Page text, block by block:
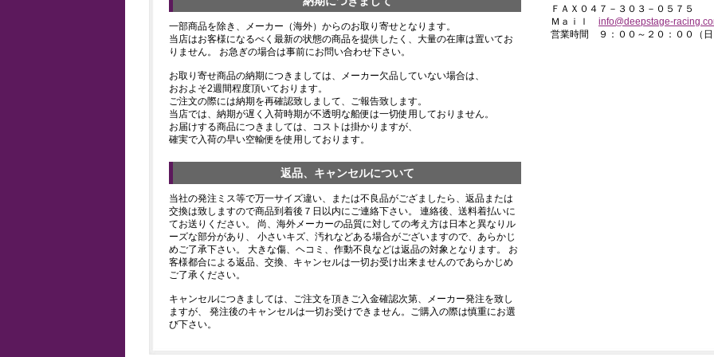
一部商品を除き、メーカー（海外）からのお取り寄せとなります。
当店はお客様になるべく最新の状態の商品を提供したく、大量の在庫は置いてお
りません。 お急ぎの場合は事前にお問い合わせ下さい。
お取り寄せ商品の納期につきましては、メーカー欠品していない場合は、
おおよそ2週間程度頂いております。
ご注文の際には納期を再確認致しまして、ご報告致します。
当店では、納期が遅く入荷時期が不透明な船便は一切使用しておりません。
お届けする商品につきましては、コストは掛かりますが、
確実で入荷の早い空輸便を使用しております。
返品、キャンセルについて
当社の発注ミス等で万一サイズ違い、または不良品がござましたら、返品または
交換は致しますので商品到着後７日以内にご連絡下さい。 連絡後、送料着払いに
てお送りください。 尚、海外メーカーの品質に対しての考え方は日本と異なりル
ーズな部分があり、 小さいキズ、汚れなどある場合がございますので、あらかじ
めご了承下さい。 大きな傷、ヘコミ、作動不良などは返品の対象となります。 お
客様都合による返品、交換、キャンセルは一切お受け出来ませんのであらかじめ
ご了承ください。
キャンセルにつきましては、ご注文を頂きご入金確認次第、メーカー発注を致し
ますが、 発注後のキャンセルは一切お受けできません。ご購入の際は慎重にお選
び下さい。
ＦＡＸ０４７－３０３－０５７５
Ｍａｉｌ info@deepstage-
営業時間 ９：００～２０：００（日